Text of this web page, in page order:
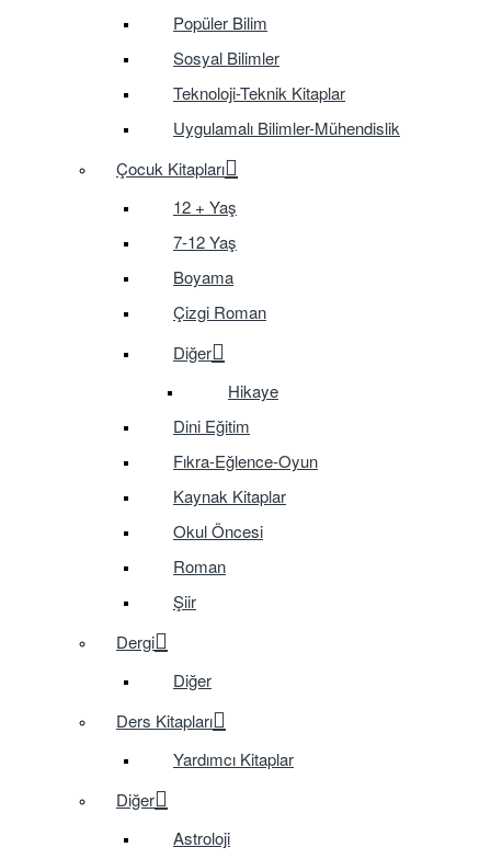
Popüler Bilim
Sosyal Bilimler
Teknoloji-Teknik Kitaplar
Uygulamalı Bilimler-Mühendislik
Çocuk Kitapları
12 + Yaş
7-12 Yaş
Boyama
Çizgi Roman
Diğer
Hikaye
Dini Eğitim
Fıkra-Eğlence-Oyun
Kaynak Kitaplar
Okul Öncesi
Roman
Şiir
Dergi
Diğer
Ders Kitapları
Yardımcı Kitaplar
Diğer
Astroloji